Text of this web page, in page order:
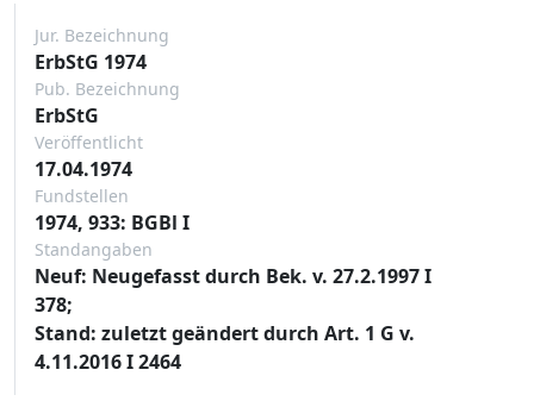
Jur. Bezeichnung
ErbStG 1974
Pub. Bezeichnung
ErbStG
Veröffentlicht
17.04.1974
Fundstellen
1974, 933: BGBl I
Standangaben
Neuf: Neugefasst durch Bek. v. 27.2.1997 I
378;
Stand: zuletzt geändert durch Art. 1 G v.
4.11.2016 I 2464